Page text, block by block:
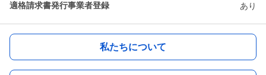
適格請求書発行事業者登録 あり
私たちについて